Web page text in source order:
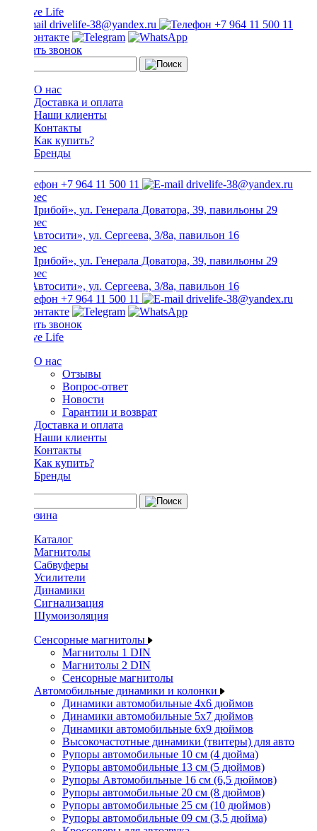
drivelife-38@yandex.ru +7 964 11 500 11
Заказать звонок
О нас
Доставка и оплата
Наши клиенты
Контакты
Как купить?
Бренды
+7 964 11 500 11 drivelife-38@yandex.ru
ТЦ «Прибой», ул. Генерала Доватора, 39, павильоны 29
ТЦ «Автосити», ул. Сергеева, 3/8а, павильон 16
ТЦ «Прибой», ул. Генерала Доватора, 39, павильоны 29
ТЦ «Автосити», ул. Сергеева, 3/8а, павильон 16
+7 964 11 500 11
drivelife-38@yandex.ru
Заказать звонок
О нас
Отзывы
Вопрос-ответ
Новости
Гарантии и возврат
Доставка и оплата
Наши клиенты
Контакты
Как купить?
Бренды
Каталог
Магнитолы
Сабвуферы
Усилители
Динамики
Сигнализация
Шумоизоляция
Сенсорные магнитолы
Магнитолы 1 DIN
Магнитолы 2 DIN
Сенсорные магнитолы
Автомобильные динамики и колонки
Динамики автомобильные 4x6 дюймов
Динамики автомобильные 5x7 дюймов
Динамики автомобильные 6x9 дюймов
Высокочастотные динамики (твитеры) для авто
Рупоры автомобильные 10 см (4 дюйма)
Рупоры автомобильные 13 см (5 дюймов)
Рупоры Автомобильные 16 см (6,5 дюймов)
Рупоры автомобильные 20 см (8 дюймов)
Рупоры автомобильные 25 см (10 дюймов)
Рупоры автомобильные 09 см (3,5 дюйма)